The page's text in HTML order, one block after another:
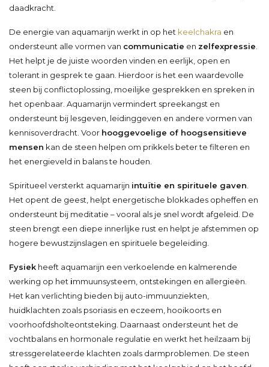
daadkracht.
De energie van aquamarijn werkt in op het keelchakra en
ondersteunt alle vormen van communicatie en zelfexpressie
Het helpt je de juiste woorden vinden en eerlijk, open en
tolerant in gesprek te gaan. Hierdoor is het een waardevolle
steen bij conflictoplossing, moeilijke gesprekken en spreken in
het openbaar. Aquamarijn vermindert spreekangst en
ondersteunt bij lesgeven, leidinggeven en andere vormen van
kennisoverdracht. Voor hooggevoelige of hoogsensitieve
mensen kan de steen helpen om prikkels beter te filteren en
het energieveld in balans te houden.
Spiritueel versterkt aquamarijn intuïtie en spirituele gaven
Het opent de geest, helpt energetische blokkades opheffen en
ondersteunt bij meditatie – vooral als je snel wordt afgeleid. De
steen brengt een diepe innerlijke rust en helpt je afstemmen op
hogere bewustzijnslagen en spirituele begeleiding.
Fysiek heeft aquamarijn een verkoelende en kalmerende
werking op het immuunsysteem, ontstekingen en allergieën.
Het kan verlichting bieden bij auto-immuunziekten,
huidklachten zoals psoriasis en eczeem, hooikoorts en
voorhoofdsholteontsteking. Daarnaast ondersteunt het de
vochtbalans en hormonale regulatie en werkt het heilzaam bij
stressgerelateerde klachten zoals darmproblemen. De steen